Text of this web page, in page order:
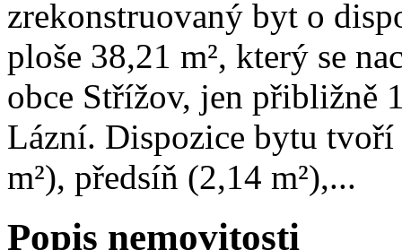
zrekonstruovaný byt o
ploše 38,21 m², který se
obce Střížov, jen přibližně
Lázní. Dispozice bytu
m²), předsíň (2,14 m²),...
Popis nemovitosti